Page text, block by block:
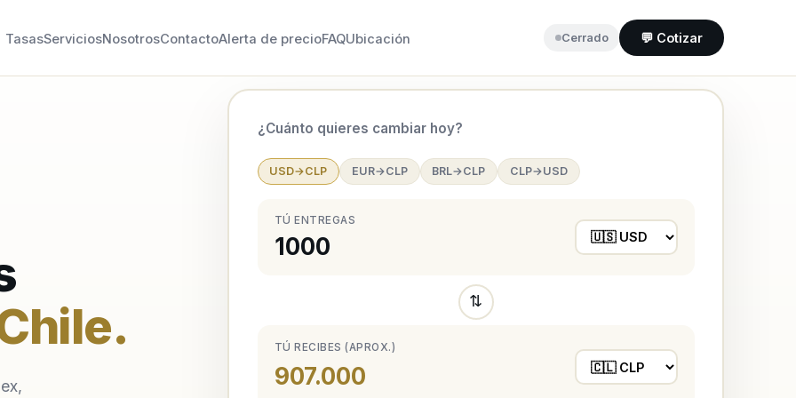
TasasServiciosNosotrosContactoAlerta de precioFAQUbicación Cerrado 💬 Cotizar
.
¿Cuánto quieres cambiar hoy?
USD→CLP EUR→CLP BRL→CLP CLP→USD
TÚ ENTREGAS
⇅
TÚ RECIBES (APROX.)
907.000